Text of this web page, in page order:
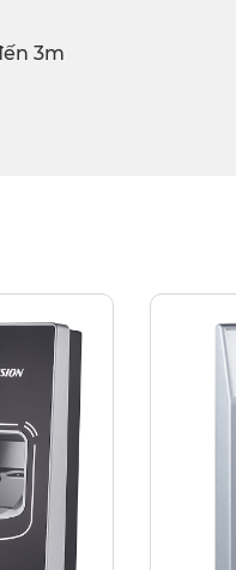
3m